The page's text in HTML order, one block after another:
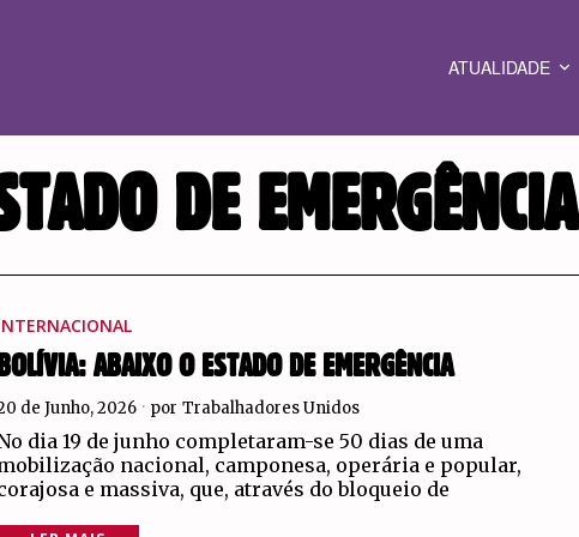
ATUALIDADE
DE EMERGÊNCIA
ABAIXO O ESTADO DE EMERGÊNCIA
de Junho, 2026 por Trabalhadores Unidos
dia 19 de junho completaram-se 50 dias de uma
nacional, camponesa, operária e popular,
e massiva, que, através do bloqueio de